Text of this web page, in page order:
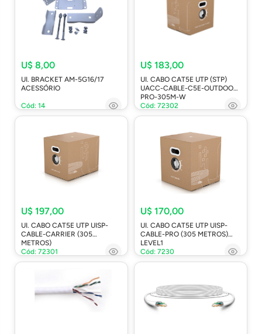
U$ 8,00
UI. BRACKET AM-5G16/17
ACESSÓRIO
Cód: 14
U$ 183,00
UI. CABO CAT5E UTP (STP)
UACC-CABLE-C5E-OUTDOOR-
PRO-305M-W
Cód: 72302
U$ 197,00
UI. CABO CAT5E UTP UISP-
CABLE-CARRIER (305
METROS)
Cód: 72301
U$ 170,00
UI. CABO CAT5E UTP UISP-
CABLE-PRO (305 METROS)
LEVEL1
Cód: 7230